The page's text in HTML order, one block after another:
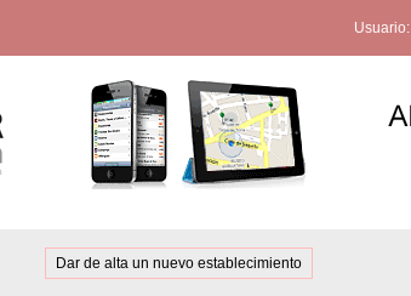
Usuario:
Dar de alta un nuevo establecimiento